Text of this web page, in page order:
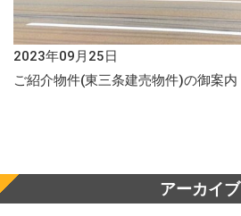
2023年09月25日
ご紹介物件(東三条建売物件)の御案内
アーカイブ